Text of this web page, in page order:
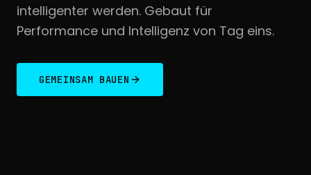
intelligenter werden. Gebaut für
Performance und Intelligenz von Tag eins.
GEMEINSAM BAUEN